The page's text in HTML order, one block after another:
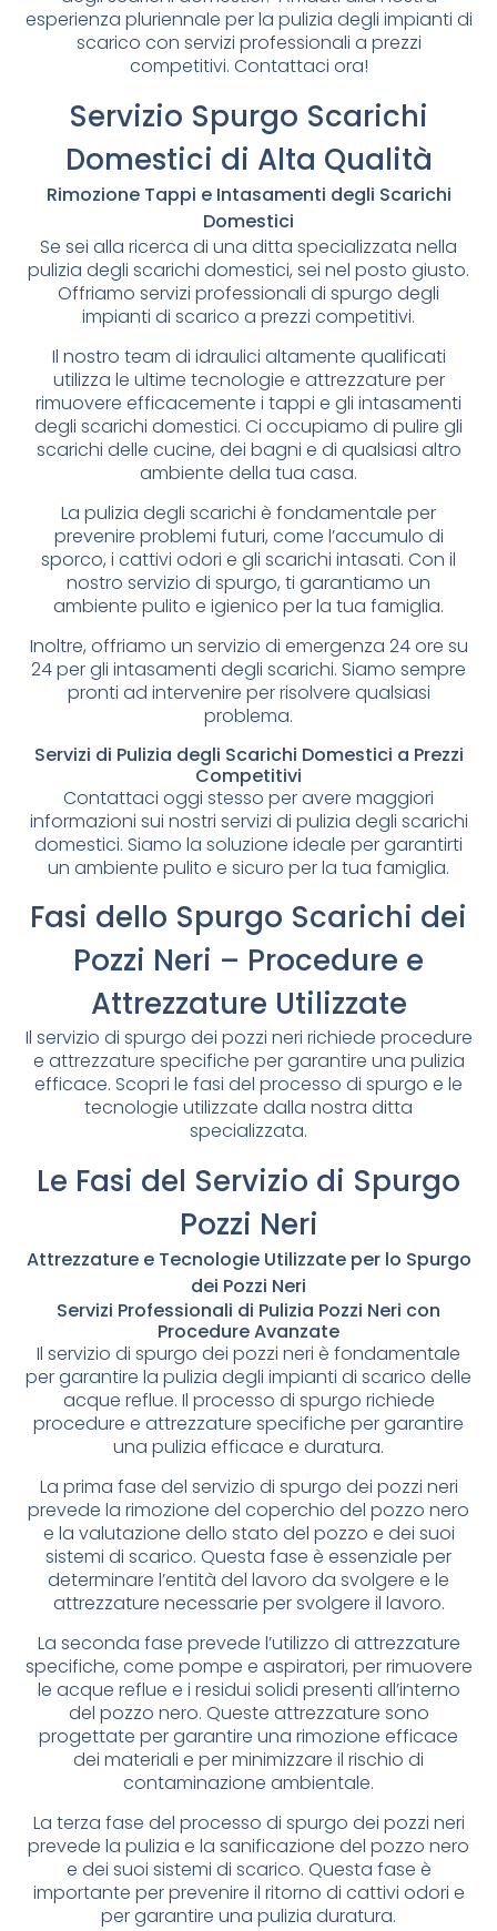
esperienza pluriennale per la pulizia degli impianti di
scarico con servizi professionali a prezzi
competitivi. Contattaci ora!
Servizio Spurgo Scarichi
Domestici di Alta Qualità
Rimozione Tappi e Intasamenti degli Scarichi
Domestici
Se sei alla ricerca di una ditta specializzata nella
pulizia degli scarichi domestici, sei nel posto giusto.
Offriamo servizi professionali di spurgo degli
impianti di scarico a prezzi competitivi.
Il nostro team di idraulici altamente qualificati
utilizza le ultime tecnologie e attrezzature per
rimuovere efficacemente i tappi e gli intasamenti
degli scarichi domestici. Ci occupiamo di pulire gli
scarichi delle cucine, dei bagni e di qualsiasi altro
ambiente della tua casa.
La pulizia degli scarichi è fondamentale per
prevenire problemi futuri, come l’accumulo di
sporco, i cattivi odori e gli scarichi intasati. Con il
nostro servizio di spurgo, ti garantiamo un
ambiente pulito e igienico per la tua famiglia.
Inoltre, offriamo un servizio di emergenza 24 ore su
24 per gli intasamenti degli scarichi. Siamo sempre
pronti ad intervenire per risolvere qualsiasi
problema.
Servizi di Pulizia degli Scarichi Domestici a Prezzi
Competitivi
Contattaci oggi stesso per avere maggiori
informazioni sui nostri servizi di pulizia degli scarichi
domestici. Siamo la soluzione ideale per garantirti
un ambiente pulito e sicuro per la tua famiglia.
Fasi dello Spurgo Scarichi dei
Pozzi Neri – Procedure e
Attrezzature Utilizzate
Il servizio di spurgo dei pozzi neri richiede procedure
e attrezzature specifiche per garantire una pulizia
efficace. Scopri le fasi del processo di spurgo e le
tecnologie utilizzate dalla nostra ditta
specializzata.
Le Fasi del Servizio di Spurgo
Pozzi Neri
Attrezzature e Tecnologie Utilizzate per lo Spurgo
dei Pozzi Neri
Servizi Professionali di Pulizia Pozzi Neri con
Procedure Avanzate
Il servizio di spurgo dei pozzi neri è fondamentale
per garantire la pulizia degli impianti di scarico delle
acque reflue. Il processo di spurgo richiede
procedure e attrezzature specifiche per garantire
una pulizia efficace e duratura.
La prima fase del servizio di spurgo dei pozzi neri
prevede la rimozione del coperchio del pozzo nero
e la valutazione dello stato del pozzo e dei suoi
sistemi di scarico. Questa fase è essenziale per
determinare l’entità del lavoro da svolgere e le
attrezzature necessarie per svolgere il lavoro.
La seconda fase prevede l’utilizzo di attrezzature
specifiche, come pompe e aspiratori, per rimuovere
le acque reflue e i residui solidi presenti all’interno
del pozzo nero. Queste attrezzature sono
progettate per garantire una rimozione efficace
dei materiali e per minimizzare il rischio di
contaminazione ambientale.
La terza fase del processo di spurgo dei pozzi neri
prevede la pulizia e la sanificazione del pozzo nero
e dei suoi sistemi di scarico. Questa fase è
importante per prevenire il ritorno di cattivi odori e
per garantire una pulizia duratura.